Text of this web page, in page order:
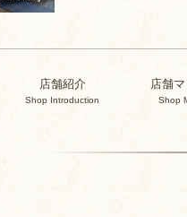
店舗紹介
Shop Introduction
店舗
Shop